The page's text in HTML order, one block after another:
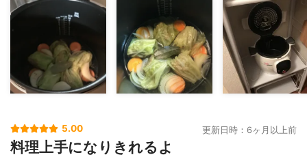
5.00 更新日時：6ヶ月以上前
料理上手になりきれるよ